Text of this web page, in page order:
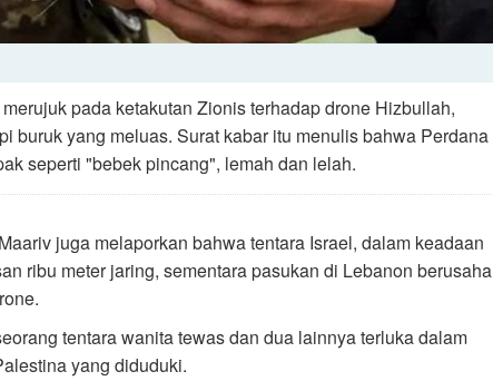
pada ketakutan Zionis terhadap drone Hizbullah,
buruk yang meluas. Surat kabar itu menulis bahwa Perdana
seperti "bebek pincang", lemah dan lelah.
juga melaporkan bahwa tentara Israel, dalam keadaan
ribu meter jaring, sementara pasukan di Lebanon berusaha
tentara wanita tewas dan dua lainnya terluka dalam
yang diduduki.